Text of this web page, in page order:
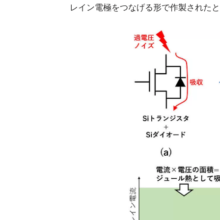
レイン電極をつなげる形で作製された